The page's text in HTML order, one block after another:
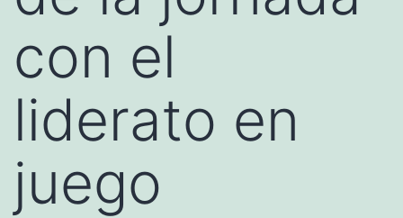
con el
liderato en
juego